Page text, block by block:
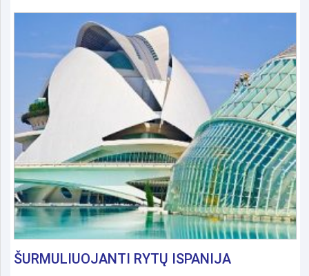
ŠURMULIUOJANTI RYTŲ ISPANIJA